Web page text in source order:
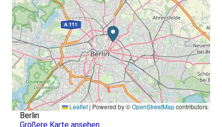
Leaflet | Powered by ©OpenStreetMapcontributors
Berlin
Größere Karte ansehen